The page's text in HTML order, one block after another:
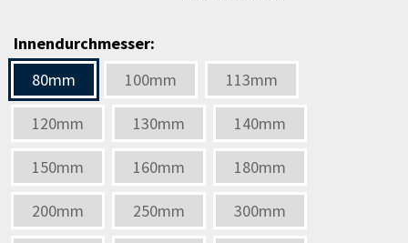
Innendurchmesser:
80mm
100mm 113mm
120mm 130mm 140mm
150mm 160mm 180mm
200mm 250mm 300mm